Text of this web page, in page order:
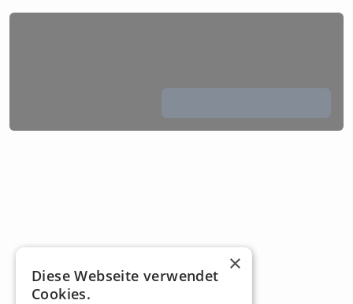
×
Diese Webseite verwendet
Cookies.